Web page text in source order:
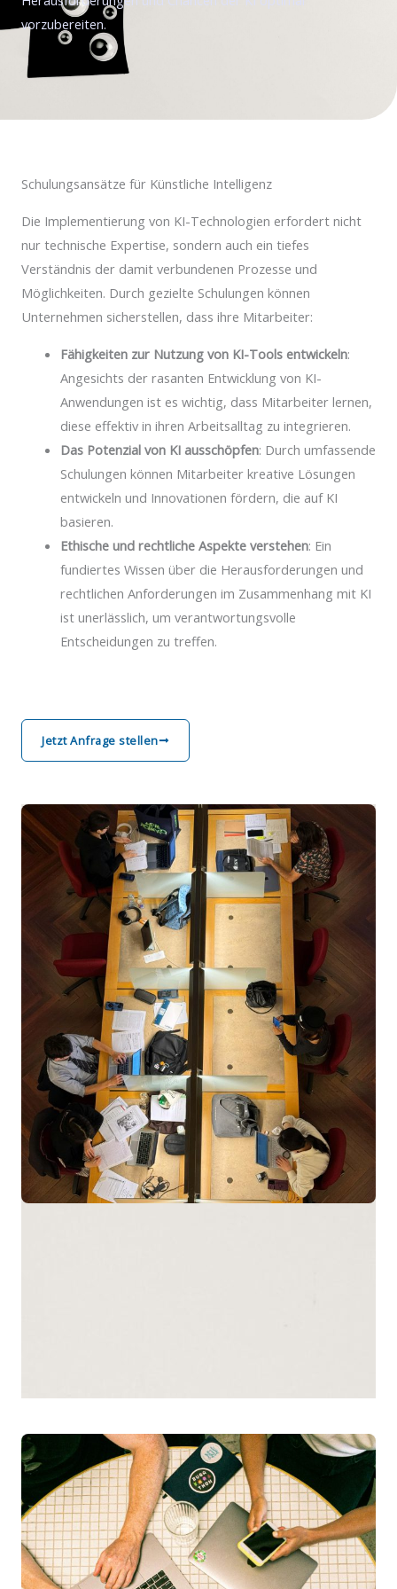
vorzubereiten.
Schulungsansätze für Künstliche Intelligenz
Die Implementierung von KI-Technologien erfordert nicht
nur technische Expertise, sondern auch ein tiefes
Verständnis der damit verbundenen Prozesse und
Möglichkeiten. Durch gezielte Schulungen können
Unternehmen sicherstellen, dass ihre Mitarbeiter:
Fähigkeiten zur Nutzung von KI-Tools entwickeln:
Angesichts der rasanten Entwicklung von KI-
Anwendungen ist es wichtig, dass Mitarbeiter lernen,
diese effektiv in ihren Arbeitsalltag zu integrieren.
Das Potenzial von KI ausschöpfen: Durch umfassende
Schulungen können Mitarbeiter kreative Lösungen
entwickeln und Innovationen fördern, die auf KI
basieren.
Ethische und rechtliche Aspekte verstehen: Ein
fundiertes Wissen über die Herausforderungen und
rechtlichen Anforderungen im Zusammenhang mit KI
ist unerlässlich, um verantwortungsvolle
Entscheidungen zu treffen.
Jetzt Anfrage stellen